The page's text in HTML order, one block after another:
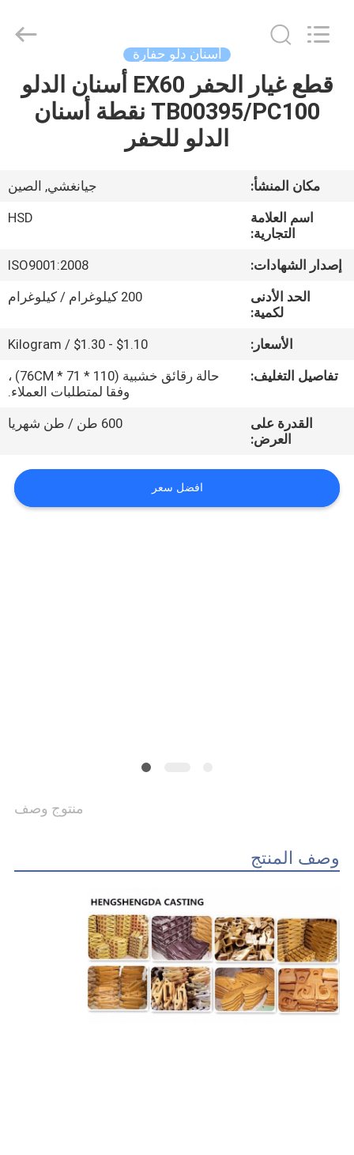
الصفحة
الرئيسية
معلومات
جولة
المعمل
الجودة
اتصل
بنا
Reserved.
أسنان دلو حفارة
قطع غيار الحفر EX60 أسنان الدلو
TB00395/PC100 نقطة أسنان
الدلو للحفر
مكان المنشأ:
جيانغشي, الصين
اسم العلامة
التجارية:
HSD
إصدار الشهادات:
ISO9001:2008
الحد الأدنى
لكمية:
200 كيلوغرام / كيلوغرام
الأسعار:
$1.10 - $1.30 / Kilogram
تفاصيل التغليف:
حالة رقائق خشبية (110 * 71 * 76CM) ،
وفقا لمتطلبات العملاء.
القدرة على
العرض:
600 طن / طن شهريا
افضل سعر
منتوج وصف
وصف المنتج